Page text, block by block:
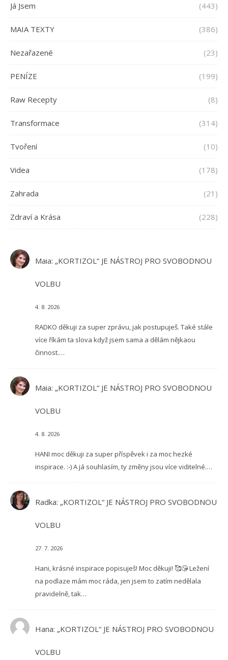
Já Jsem (443)
MAIA TEXTY (386)
Nezařazené (23)
PENÍZE (199)
Raw Recepty (8)
Transformace (314)
Tvoření (10)
Videa (178)
Zahrada (21)
Zdraví a Krása (228)
Maia: „KORTIZOL“ JE NÁSTROJ PRO SVOBODNOU
VOLBU
4. 8. 2026
RADKO děkuji za super zprávu, jak postupuješ. Také stále
více říkám ta slova když jsem sama a dělám nějkaou
činnost.…
Maia: „KORTIZOL“ JE NÁSTROJ PRO SVOBODNOU
VOLBU
4. 8. 2026
HANI moc děkuji za super příspěvek i za moc hezké
inspirace. :-) A já souhlasím, ty změny jsou více viditelné.…
Radka: „KORTIZOL“ JE NÁSTROJ PRO SVOBODNOU
VOLBU
27. 7. 2026
Hani, krásné inspirace popisuješ! Moc děkuji! 🥰😘 Ležení
na podlaze mám moc ráda, jen jsem to zatím nedělala
pravidelně, tak…
Hana: „KORTIZOL“ JE NÁSTROJ PRO SVOBODNOU
VOLBU